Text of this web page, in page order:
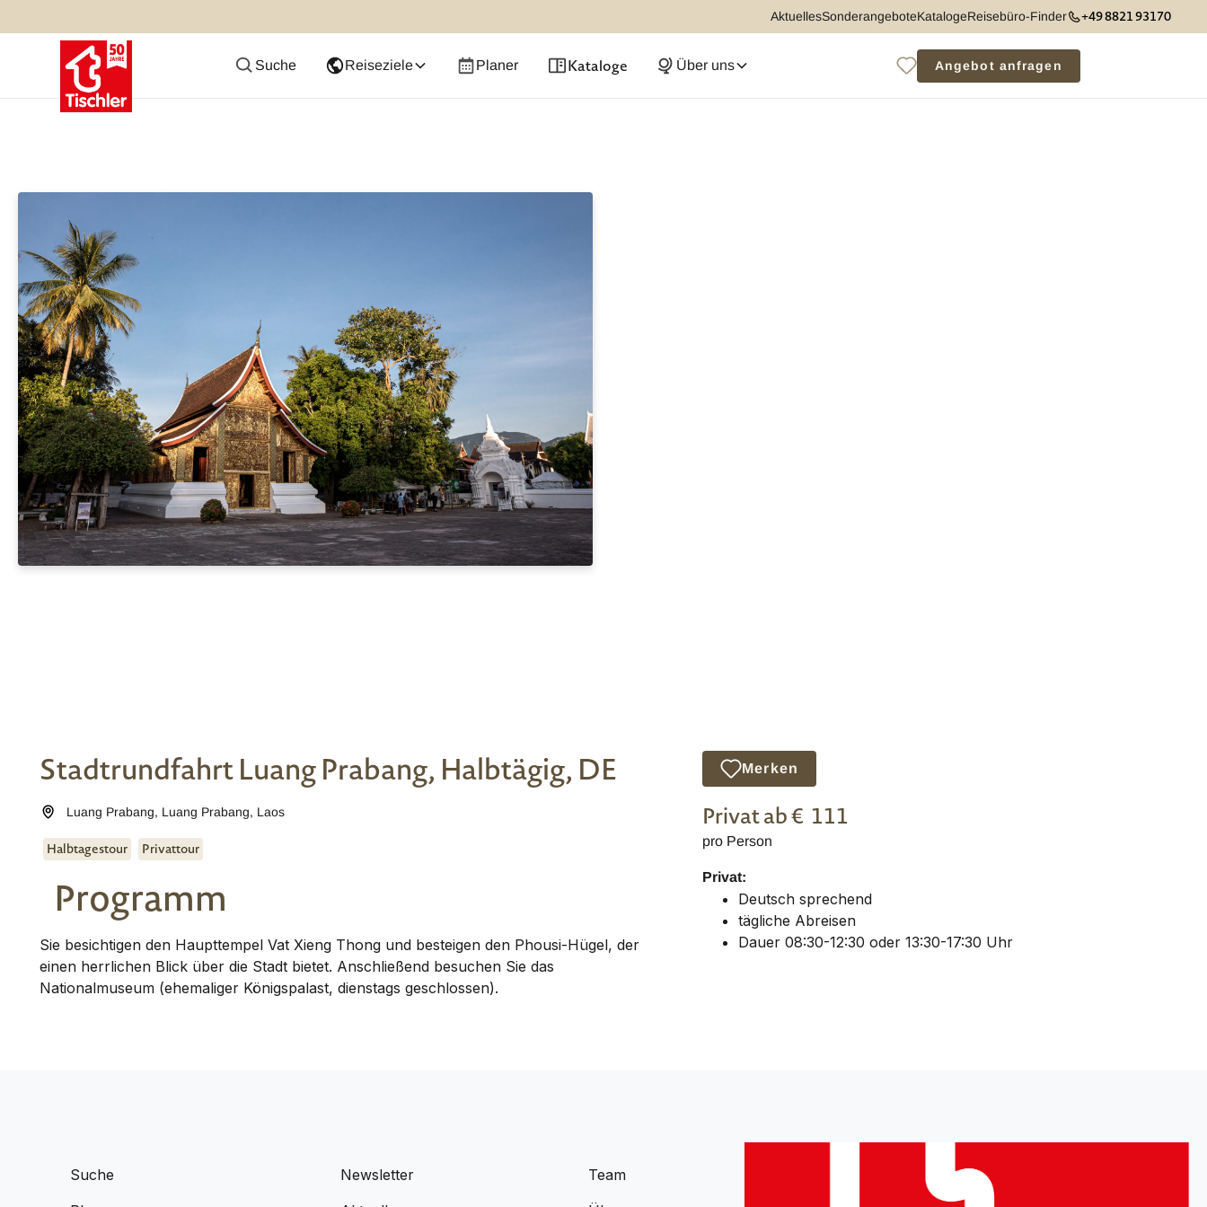
AktuellesSonderangeboteKatalogeReisebüro-Finder +49 8821 93170
Suche Reiseziele Planer Kataloge Über uns Angebot anfragen
Stadtrundfahrt Luang Prabang, Halbtägig, DE
Luang Prabang, Luang Prabang, Laos
Halbtagestour Privattour
Programm
Sie besichtigen den Haupttempel Vat Xieng Thong und besteigen den Phousi-Hügel, der
einen herrlichen Blick über die Stadt bietet. Anschließend besuchen Sie das
Nationalmuseum (ehemaliger Königspalast, dienstags geschlossen).
Merken
Privatab € 111
pro Person
Privat:
Deutsch sprechend
tägliche Abreisen
Dauer 08:30-12:30 oder 13:30-17:30 Uhr
Suche
Newsletter
Team